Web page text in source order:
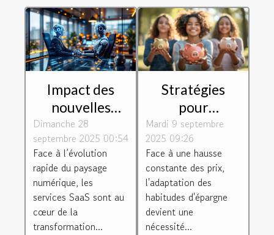
Impact des
nouvelles
régulations
européennes
sur les services
SaaS
Dimanche 28
septembre 2025 00:54
Face à l’évolution
rapide du paysage
numérique, les
services SaaS sont au
cœur de la
transformation...
Stratégies
pour
maximiser
l'épargne
personnelle en
période
d'inflation
Mardi 9 septembre
2025 09:26
Face à une hausse
constante des prix,
l'adaptation des
habitudes d'épargne
devient une
nécessité...